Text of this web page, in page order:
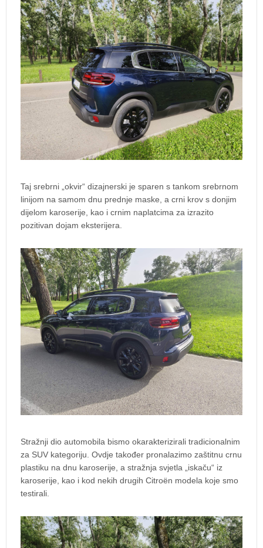
Taj srebrni „okvir“ dizajnerski je sparen s tankom srebrnom
linijom na samom dnu prednje maske, a crni krov s donjim
dijelom karoserije, kao i crnim naplatcima za izrazito
pozitivan dojam eksterijera.
Stražnji dio automobila bismo okarakterizirali tradicionalnim
za SUV kategoriju. Ovdje također pronalazimo zaštitnu crnu
plastiku na dnu karoserije, a stražnja svjetla „iskaču“ iz
karoserije, kao i kod nekih drugih Citroën modela koje smo
testirali.